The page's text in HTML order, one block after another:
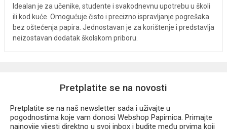
Idealan je za učenike, studente i svakodnevnu upotrebu u školi
ili kod kuće. Omogućuje čisto i precizno ispravljanje pogrešaka
bez oštećenja papira. Jednostavan je za korištenje i predstavlja
neizostavan dodatak školskom priboru.
Pretplatite se na novosti
Pretplatite se na naš newsletter sada i uživajte u
pogodnostima koje vam donosi Webshop Papirnica. Primajte
najnovije vijesti direktno u svoj inbox i budite među prvima koji